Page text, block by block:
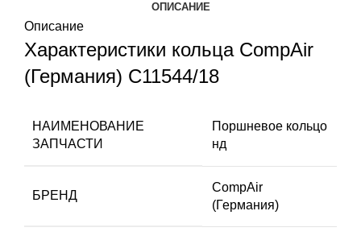
ОПИСАНИЕ
Описание
Характеристики кольца CompAir
(Германия) C11544/18
НАИМЕНОВАНИЕ
ЗАПЧАСТИ
Поршневое кольцо
нд
БРЕНД
CompAir
(Германия)